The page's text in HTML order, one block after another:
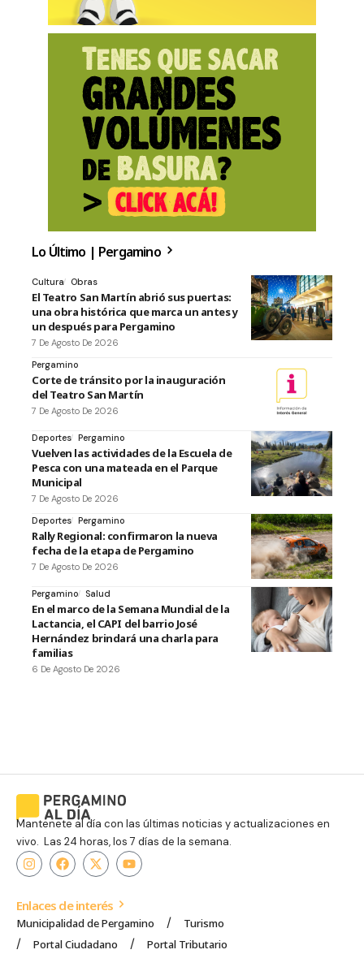
Lo Último | Pergamino
Cultura Obras
El Teatro San Martín abrió sus puertas:
una obra histórica que marca un antes y
un después para Pergamino
7 De Agosto De 2026
Pergamino
Corte de tránsito por la inauguración
del Teatro San Martín
7 De Agosto De 2026
Deportes Pergamino
Vuelven las actividades de la Escuela de
Pesca con una mateada en el Parque
Municipal
7 De Agosto De 2026
Deportes Pergamino
Rally Regional: confirmaron la nueva
fecha de la etapa de Pergamino
7 De Agosto De 2026
Pergamino Salud
En el marco de la Semana Mundial de la
Lactancia, el CAPI del barrio José
Hernández brindará una charla para
familias
6 De Agosto De 2026
Mantenete al día con las últimas noticias y actualizaciones en
vivo. Las 24 horas, los 7 días de la semana.
Enlaces de interés
Municipalidad de Pergamino
Turismo
Portal Ciudadano
Portal Tributario